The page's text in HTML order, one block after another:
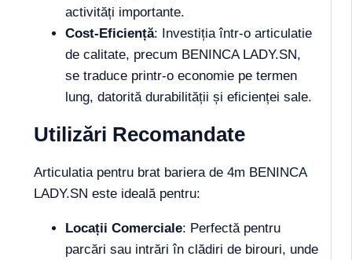
activități importante.
Cost-Eficiență: Investiția într-o articulatie
de calitate, precum BENINCA LADY.SN,
se traduce printr-o economie pe termen
lung, datorită durabilității și eficienței sale.
Utilizări Recomandate
Articulatia pentru brat bariera de 4m BENINCA
LADY.SN este ideală pentru:
Locații Comerciale: Perfectă pentru
parcări sau intrări în clădiri de birouri, unde